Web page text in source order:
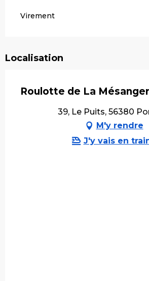
Virement
Localisation
Roulotte de La
39, Le Puits, 56380
M'y rendre
J'y vais en